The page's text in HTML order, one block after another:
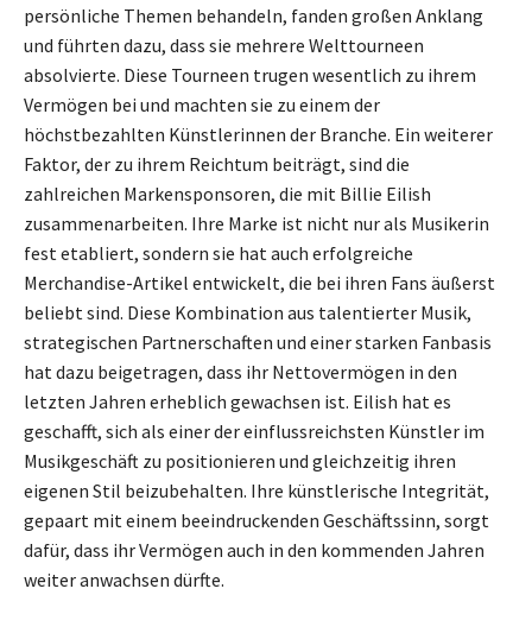
persönliche Themen behandeln, fanden großen Anklang
und führten dazu, dass sie mehrere Welttourneen
absolvierte. Diese Tourneen trugen wesentlich zu ihrem
Vermögen bei und machten sie zu einem der
höchstbezahlten Künstlerinnen der Branche. Ein weiterer
Faktor, der zu ihrem Reichtum beiträgt, sind die
zahlreichen Markensponsoren, die mit Billie Eilish
zusammenarbeiten. Ihre Marke ist nicht nur als Musikerin
fest etabliert, sondern sie hat auch erfolgreiche
Merchandise-Artikel entwickelt, die bei ihren Fans äußerst
beliebt sind. Diese Kombination aus talentierter Musik,
strategischen Partnerschaften und einer starken Fanbasis
hat dazu beigetragen, dass ihr Nettovermögen in den
letzten Jahren erheblich gewachsen ist. Eilish hat es
geschafft, sich als einer der einflussreichsten Künstler im
Musikgeschäft zu positionieren und gleichzeitig ihren
eigenen Stil beizubehalten. Ihre künstlerische Integrität,
gepaart mit einem beeindruckenden Geschäftssinn, sorgt
dafür, dass ihr Vermögen auch in den kommenden Jahren
weiter anwachsen dürfte.